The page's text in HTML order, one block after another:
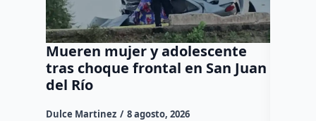
Mueren mujer y adolescente
tras choque frontal en San Juan
del Río
Dulce Martinez 8 agosto, 2026